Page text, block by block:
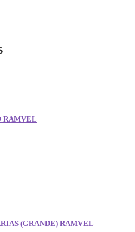
RAMVEL
(GRANDE) RAMVEL